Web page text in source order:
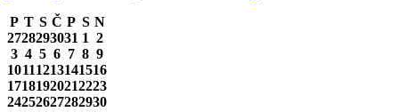
P T S Č P S N
2728293031 1 2
3 4 5 6 7 8 9
10111213141516
17181920212223
24252627282930